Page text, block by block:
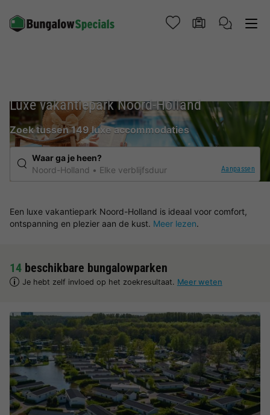
Luxe vakantiepark Noord-Holland
Zoek tussen 149 luxe accommodaties
Waar ga je heen?
Noord-Holland
Elke verblijfsduur Aanpassen
Een luxe vakantiepark Noord-Holland is ideaal voor comfort,
ontspanning en plezier aan de kust. Meer lezen.
14 beschikbare bungalowparken
Je hebt zelf invloed op het zoekresultaat. Meer weten